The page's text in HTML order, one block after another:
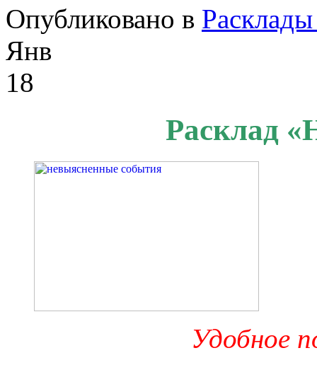
Опубликовано в
Янв
18
Расклад
Удобное